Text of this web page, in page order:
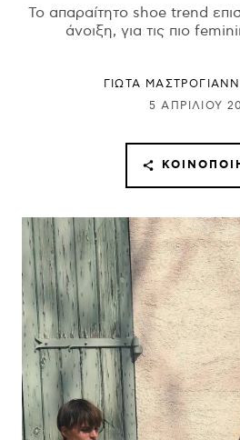
Το απαραίτητο shoe trend
άνοιξη, για τις πιο
ΓΙΩΤΑ
5 ΑΠΡΙΛΊΟΥ